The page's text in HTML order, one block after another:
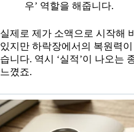
우’ 역할을 해줍니다.
실제로 제가 소액으로 시작해
있지만 하락장에서의 복원력
습니다. 역시 ‘실적’이 나오는
느꼈죠.